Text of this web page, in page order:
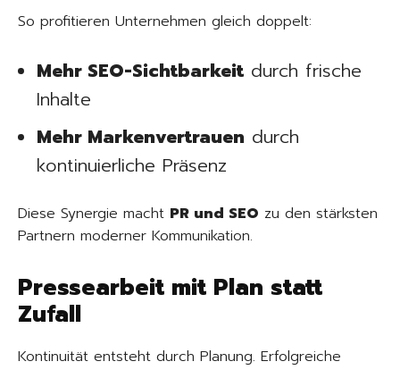
So profitieren Unternehmen gleich doppelt:
Mehr SEO-Sichtbarkeit durch frische
Inhalte
Mehr Markenvertrauen durch
kontinuierliche Präsenz
Diese Synergie macht PR und SEO zu den stärksten
Partnern moderner Kommunikation.
Pressearbeit mit Plan statt
Zufall
Kontinuität entsteht durch Planung. Erfolgreiche